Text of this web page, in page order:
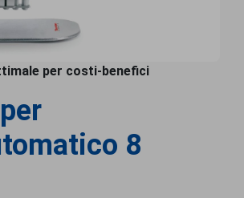
per costi-benefici
8